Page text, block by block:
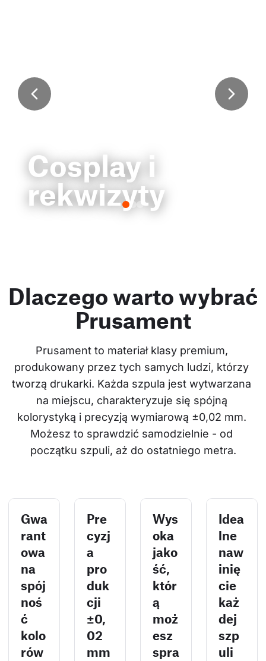
Cosplay i
rekwizyty
Dlaczego warto wybrać
Prusament
Prusament to materiał klasy premium,
produkowany przez tych samych ludzi, którzy
tworzą drukarki. Każda szpula jest wytwarzana
na miejscu, charakteryzuje się spójną
kolorystyką i precyzją wymiarową ±0,02 mm.
Możesz to sprawdzić samodzielnie - od
początku szpuli, aż do ostatniego metra.
Gwa
rant
owa
na
spój
noś
ć
kolo
rów
Pre
cyzj
a
pro
duk
cji
±0,
02
mm
Wys
oka
jako
ść,
któr
ą
moż
esz
spra
Idea
lne
naw
inię
cie
każ
dej
szp
uli